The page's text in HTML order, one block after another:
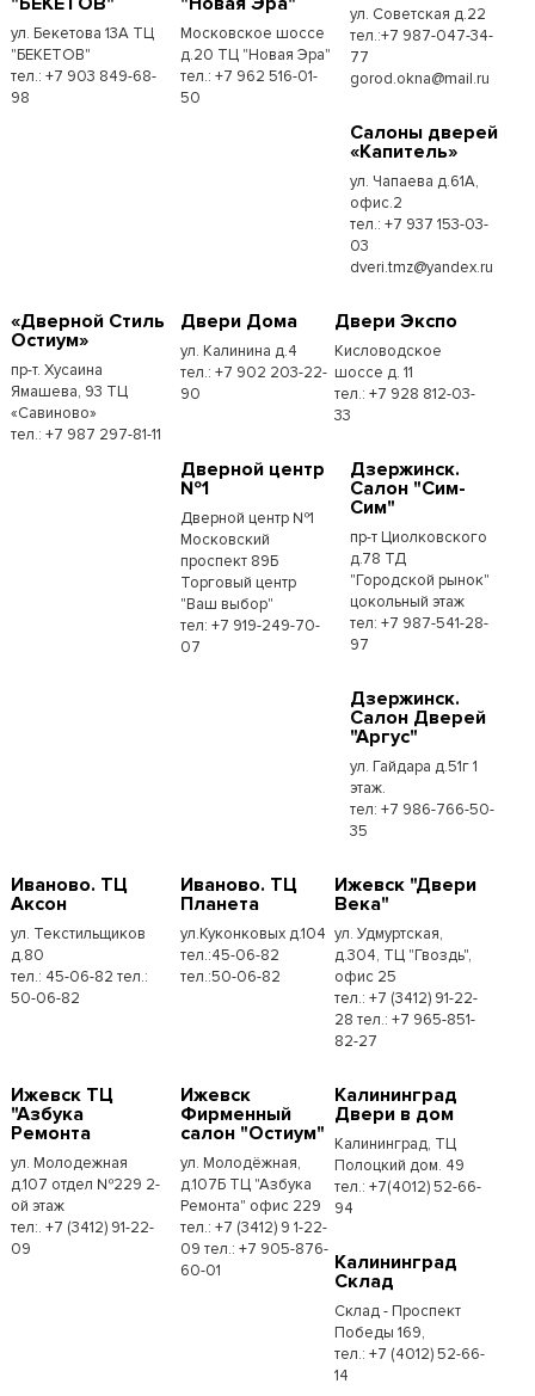
ул. Бекетова 13А ТЦ
"БЕКЕТОВ"
тел.: +7 903 849-68-
98
Московское шоссе
д.20 ТЦ "Новая Эра"
тел.: +7 962 516-01-
50
ул. Советская д.22
тел.:+7 987-047-34-
77
gorod.okna@mail.ru
Cалоны дверей
«Капитель»
ул. Чапаева д.61А,
офис.2
тел.: +7 937 153-03-
03
dveri.tmz@yandex.ru
«Дверной Стиль
Остиум»
пр-т. Хусаина
Ямашева, 93 ТЦ
«Савиново»
тел.: +7 987 297-81-11
Двери Дома
ул. Калинина д.4
тел.: +7 902 203-22-
90
Двери Экспо
Кисловодское
шоссе д. 11
тел.: +7 928 812-03-
33
Дверной центр
№1
Дверной центр №1
Московский
проспект 89Б
Торговый центр
"Ваш выбор"
тел: +7 919-249-70-
07
Дзержинск.
Салон "Сим-
Сим"
пр-т Циолковского
д.78 ТД
"Городской рынок"
цокольный этаж
тел: +7 987-541-28-
97
Дзержинск.
Салон Дверей
"Аргус"
ул. Гайдара д.51г 1
этаж.
тел: +7 986-766-50-
35
Иваново. ТЦ
Аксон
ул. Текстильщиков
д.80
тел.: 45-06-82 тел.:
50-06-82
Иваново. ТЦ
Планета
ул.Куконковых д.104
тел.:45-06-82
тел.:50-06-82
Ижевск "Двери
Века"
ул. Удмуртская,
д.304, ТЦ "Гвоздь",
офис 25
тел.: +7 (3412) 91-22-
28 тел.: +7 965-851-
82-27
Ижевск ТЦ
"Азбука
Ремонта
ул. Молодежная
д.107 отдел №229 2-
ой этаж
тел:. +7 (3412) 91-22-
09
Ижевск
Фирменный
салон "Остиум"
ул. Молодёжная,
д.107Б ТЦ "Азбука
Ремонта" офис 229
тел.: +7 (3412) 9 1-22-
09 тел.: +7 905-876-
60-01
Калининград
Двери в дом
Калининград, ТЦ
Полоцкий дом. 49
тел.: +7(4012) 52-66-
94
Калининград
Склад
Склад - Проспект
Победы 169,
тел.:​ +7 (4012) 52-66-
14